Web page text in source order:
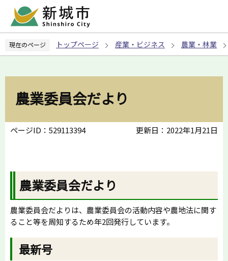
ペ
の
現在のページ トップページ 産業・ビジネス 農業・林業
農業委員会だより
ページID：529113394 更新日：2022年1月21日
農業委員会だより
農業委員会だよりは、農業委員会の活動内容や農地法に関す
ること等を周知するため年2回発行しています。
最新号